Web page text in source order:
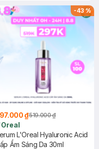
-43%
₫519.000 ₫
L'Oreal Hyaluronic Acid
Ẩm Sáng Da 30ml